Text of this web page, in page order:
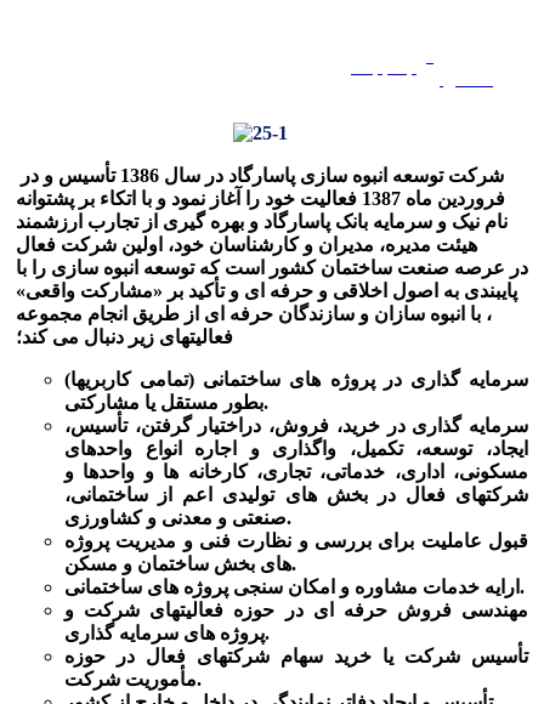
شرکت توسعه انبوه سازی
پاسارگاد در سال 1386 تأسیس و در
فروردین ماه 1387 فعالیت خود را آغاز نمود و با اتکاء بر پشتوانه
نام نیک و سرمایه بانک پاسارگاد و بهره گیری از تجارب ارزشمند
هیئت مدیره، مدیران و کارشناسان خود، اولین شرکت فعال
در عرصه صنعت ساختمان کشور استکه توسعه انبوه سازی را با
پایبندی به اصول اخلاقی و حرفه ای و تأکید بر «مشارکت واقعی»
، با انبوه سازان و سازندگان حرفه ای از طریق انجام مجموعه
فعالیتهای زیر دنبال می کند؛
سرمایه گذاری در پروژه های ساختمانی (تمامی کاربریها)
بطور مستقل یا مشارکتی.
سرمایه گذاری در خرید، فروش، دراختیار گرفتن، تأسیس،
ایجاد، توسعه، تکمیل، واگذاری و اجاره انواع واحدهای
مسکونی، اداری، خدماتی، تجاری، کارخانه ها و واحدها و
شرکتهای فعال در بخش های تولیدی اعم از ساختمانی،
صنعتی و معدنی و کشاورزی.
قبول عاملیت برای بررسی و نظارت فنی و مدیریت پروژه
های بخش ساختمان و مسکن.
ارایه خدمات مشاوره و امکان سنجی پروژه های ساختمانی.
مهندسی فروش حرفه ای در حوزه فعالیتهای شرکت و
پروژه های سرمایه گذاری.
تأسیس شرکت یا خرید سهام شرکتهای فعال در حوزه
مأموریت شرکت
.